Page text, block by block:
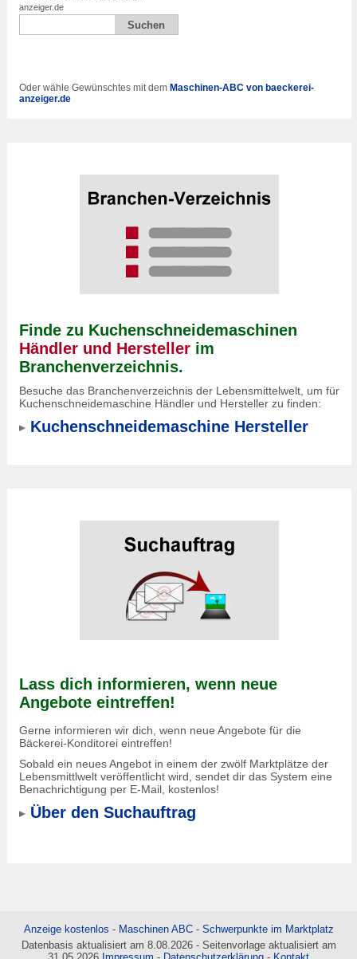
anzeiger.de
Oder wähle Gewünschtes mit dem Maschinen-ABC von baeckerei-
anzeiger.de
Finde zu Kuchenschneidemaschinen
Händler und Hersteller im
Branchenverzeichnis.
Besuche das Branchenverzeichnis der Lebensmittelwelt, um für
Kuchenschneidemaschine Händler und Hersteller zu finden:
Kuchenschneidemaschine Hersteller
Lass dich informieren, wenn neue
Angebote eintreffen!
Gerne informieren wir dich, wenn neue Angebote für die
Bäckerei-Konditorei eintreffen!
Sobald ein neues Angebot in einem der zwölf Marktplätze der
Lebensmittlwelt veröffentlicht wird, sendet dir das System eine
Benachrichtigung per E-Mail, kostenlos!
Über den Suchauftrag
Anzeige kostenlos - Maschinen ABC- Schwerpunkte im Marktplatz
Datenbasis aktualisiert am 8.08.2026 - Seitenvorlage aktualisiert am